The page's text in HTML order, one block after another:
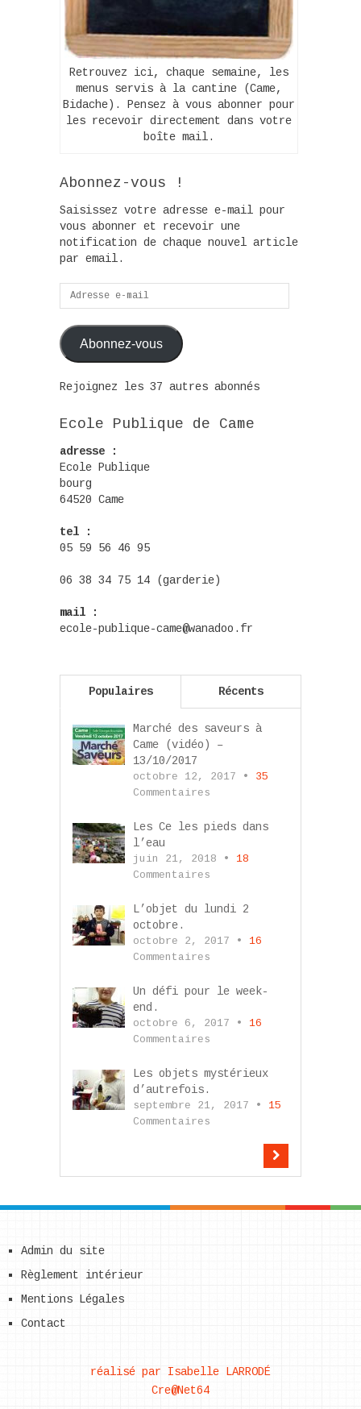
Retrouvez ici, chaque semaine, les
menus servis à la cantine (Came,
Bidache). Pensez à vous abonner pour
les recevoir directement dans votre
boîte mail.
Abonnez-vous !
Saisissez votre adresse e-mail pour
vous abonner et recevoir une
notification de chaque nouvel article
par email.
Adresse
e-
mail
Abonnez-vous
Rejoignez les 37 autres abonnés
Ecole Publique de Came
adresse :
Ecole Publique
bourg
64520 Came
tel :
05 59 56 46 95
06 38 34 75 14 (garderie)
mail :
ecole-publique-came@wanadoo.fr
Populaires Récents
Marché des saveurs à
Came (vidéo) –
13/10/2017
octobre 12, 2017 • 35
Commentaires
Les Ce les pieds dans
l’eau
juin 21, 2018 • 18
Commentaires
L’objet du lundi 2
octobre.
octobre 2, 2017 • 16
Commentaires
Un défi pour le week-
end.
octobre 6, 2017 • 16
Commentaires
Les objets mystérieux
d’autrefois.
septembre 21, 2017 • 15
Commentaires
Admin du site
Règlement intérieur
Mentions Légales
Contact
réalisé par Isabelle LARRODÉ
Cre@Net64